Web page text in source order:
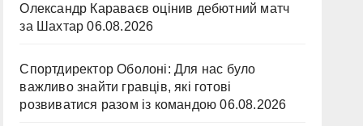
Олександр Караваєв оцінив дебютний матч
за Шахтар 06.08.2026
Спортдиректор Оболоні: Для нас було
важливо знайти гравців, які готові
розвиватися разом із командою 06.08.2026